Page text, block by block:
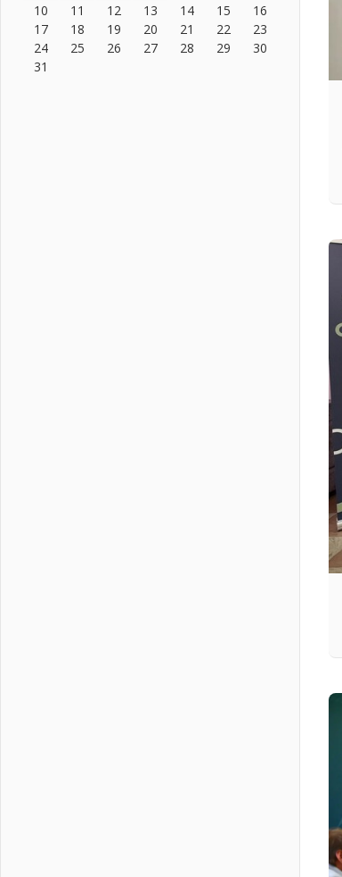
Километровые столбы «Дороги
жизни» отправили на реставрацию
02 августа 2026
Ленобласть внедрила передовую
10
11 12 13 14 15
16
17
18 19 20 21 22
23
24
25 26 27 28 29
30
31